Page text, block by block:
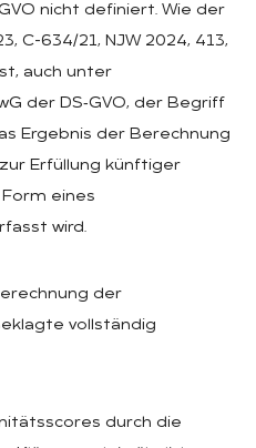
nicht definiert. Wie der
C-634/21, NJW 2024, 413,
auch unter
der DS‑GVO, der Begriff
Ergebnis der Berechnung
Erfüllung künftiger
eines
wird.
der
vollständig
durch die